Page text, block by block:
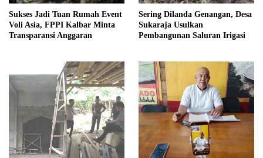
Sukses Jadi Tuan Rumah Event
Voli Asia, FPPI Kalbar Minta
Transparansi Anggaran
Sering Dilanda Genangan, Desa
Sukaraja Usulkan
Pembangunan Saluran Irigasi